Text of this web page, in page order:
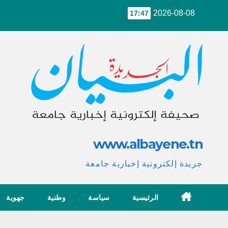
2026-08-08
17:47
www.albayene.tn
جريدة إلكترونية إخبارية جامعة
الرئيسية سياسة وطنية جهوية